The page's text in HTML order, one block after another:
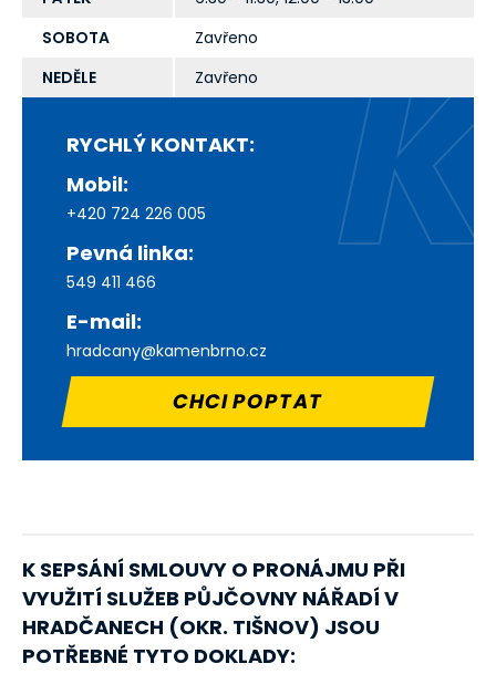
SOBOTA
Zavřeno
NEDĚLE
Zavřeno
RYCHLÝ KONTAKT:
Mobil:
+420 724 226 005
Pevná linka:
549 411 466
E-mail:
hradcany@kamenbrno.cz
CHCI POPTAT
K SEPSÁNÍ SMLOUVY O PRONÁJMU PŘI
VYUŽITÍ SLUŽEB PŮJČOVNY NÁŘADÍ V
HRADČANECH (OKR. TIŠNOV) JSOU
POTŘEBNÉ TYTO DOKLADY: